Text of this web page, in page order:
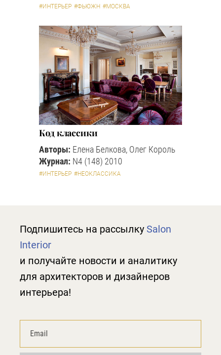
#ИНТЕРЬЕР #ФЬЮЖН #МОСКВА
Код классики
Авторы: Елена Белкова, Олег Король
Журнал: N4 (148) 2010
#ИНТЕРЬЕР #НЕОКЛАССИКА
Подпишитесь на рассылку Salon
Interior
и получайте новости и аналитику
для архитекторов и дизайнеров
интерьера!